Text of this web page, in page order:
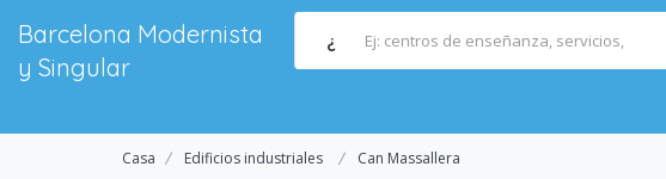
Barcelona Modernista
y Singular
¿
Casa Edificios industriales Can Massallera